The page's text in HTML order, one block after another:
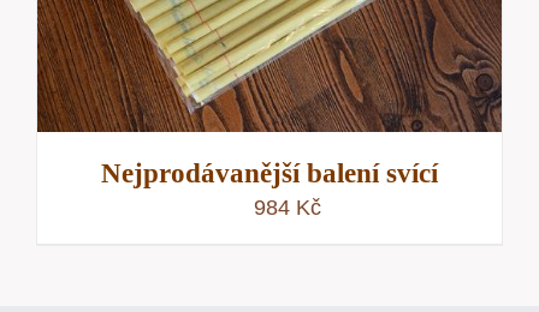
Nejprodávanější balení svící
984 Kč